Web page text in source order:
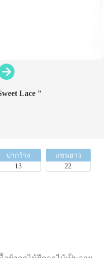
Lace "
บ่ากว้าง
13
แขนยาว
22